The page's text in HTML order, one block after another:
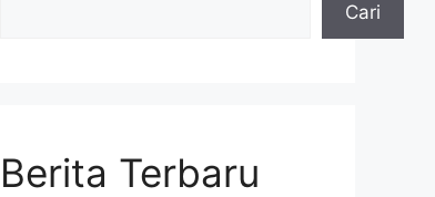
Cari
Berita Terbaru